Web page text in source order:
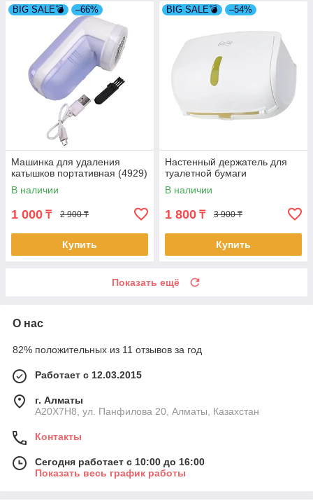
BIG SALE💣 –66%
Машинка для удаления
катышков портативная (4929)
В наличии
1 000 ₸ 2 900 ₸
Купить
BIG SALE💣 –54%
Настенный держатель для
туалетной бумаги
В наличии
1 800 ₸ 3 900 ₸
Купить
Показать ещё
О нас
82% положительных из 11 отзывов за год
Работает с 12.03.2015
г. Алматы
A20X7H8, ул. Панфилова 20, Алматы, Казахстан
Контакты
Сегодня работает с 10:00 до 16:00
Показать весь график работы